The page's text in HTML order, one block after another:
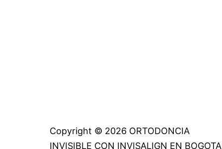
Copyright © 2026 ORTODONCIA
INVISIBLE CON INVISALIGN EN BOGOTA